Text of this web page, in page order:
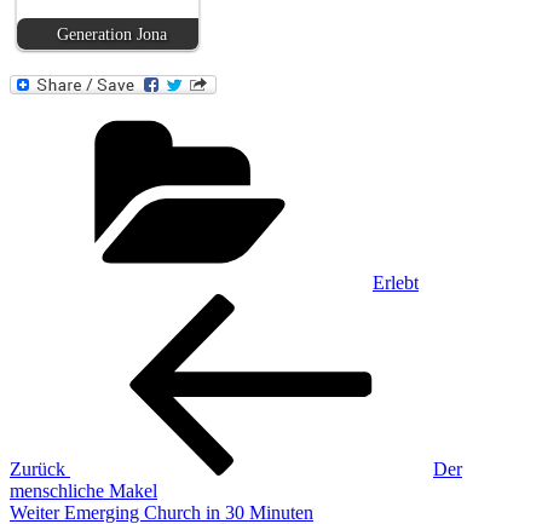
Generation Jona
Erlebt
Beitragsnavigation
Zurück
Der
menschliche Makel
Nächster
Weiter Emerging Church in 30 Minuten